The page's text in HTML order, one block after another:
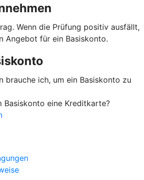
Wenn die Prüfung positiv ausfällt,
Angebot für ein Basiskonto.
brauche ich, um ein Basiskonto zu
Basiskonto eine Kreditkarte?